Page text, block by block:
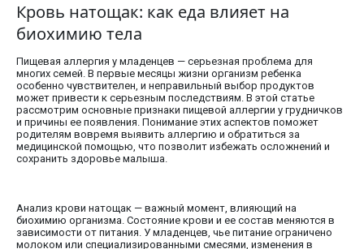
Кровь натощак: как еда влияет на
биохимию тела
Пищевая аллергия у младенцев — серьезная проблема для
многих семей. В первые месяцы жизни организм ребенка
особенно чувствителен, и неправильный выбор продуктов
может привести к серьезным последствиям. В этой статье
рассмотрим основные признаки пищевой аллергии у грудничков
и причины ее появления. Понимание этих аспектов поможет
родителям вовремя выявить аллергию и обратиться за
медицинской помощью, что позволит избежать осложнений и
сохранить здоровье малыша.
Анализ крови натощак — важный момент, влияющий на
биохимию организма. Состояние крови и ее состав меняются в
зависимости от питания. У младенцев, чье питание ограничено
молоком или специализированными смесями, изменения в